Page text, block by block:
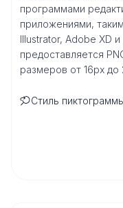
программами
приложениями,
Illustrator, Adobe XD
предоставляется
размеров от 16px до
Стиль